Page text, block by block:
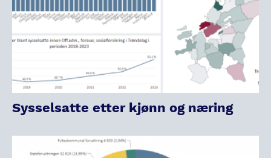
Sysselsatte etter kjønn og næring